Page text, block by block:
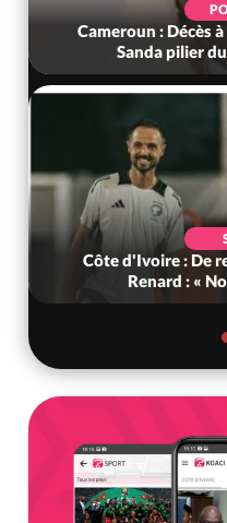
Cameroun : Décès
Sanda pilier
Côte d'Ivoire : De
Renard : «